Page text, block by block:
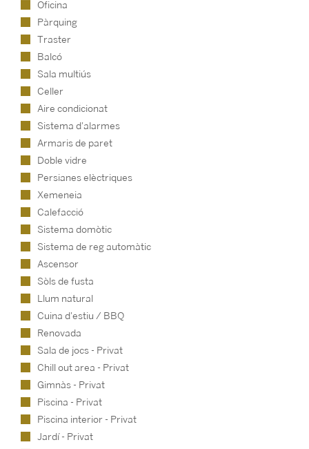
Oficina
Pàrquing
Traster
Balcó
Sala multiús
Celler
Aire condicionat
Sistema d'alarmes
Armaris de paret
Doble vidre
Persianes elèctriques
Xemeneia
Calefacció
Sistema domòtic
Sistema de reg automàtic
Ascensor
Sòls de fusta
Llum natural
Cuina d'estiu / BBQ
Renovada
Sala de jocs - Privat
Chill out area - Privat
Gimnàs - Privat
Piscina - Privat
Piscina interior - Privat
Jardí - Privat